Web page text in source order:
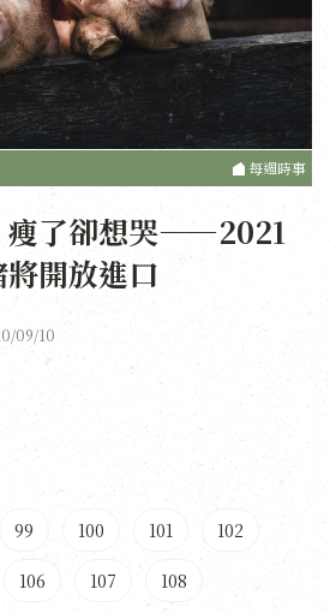
每週時事
瘦了卻想哭——2021
開放進口
09/10
99 100 101 102
106 107 108